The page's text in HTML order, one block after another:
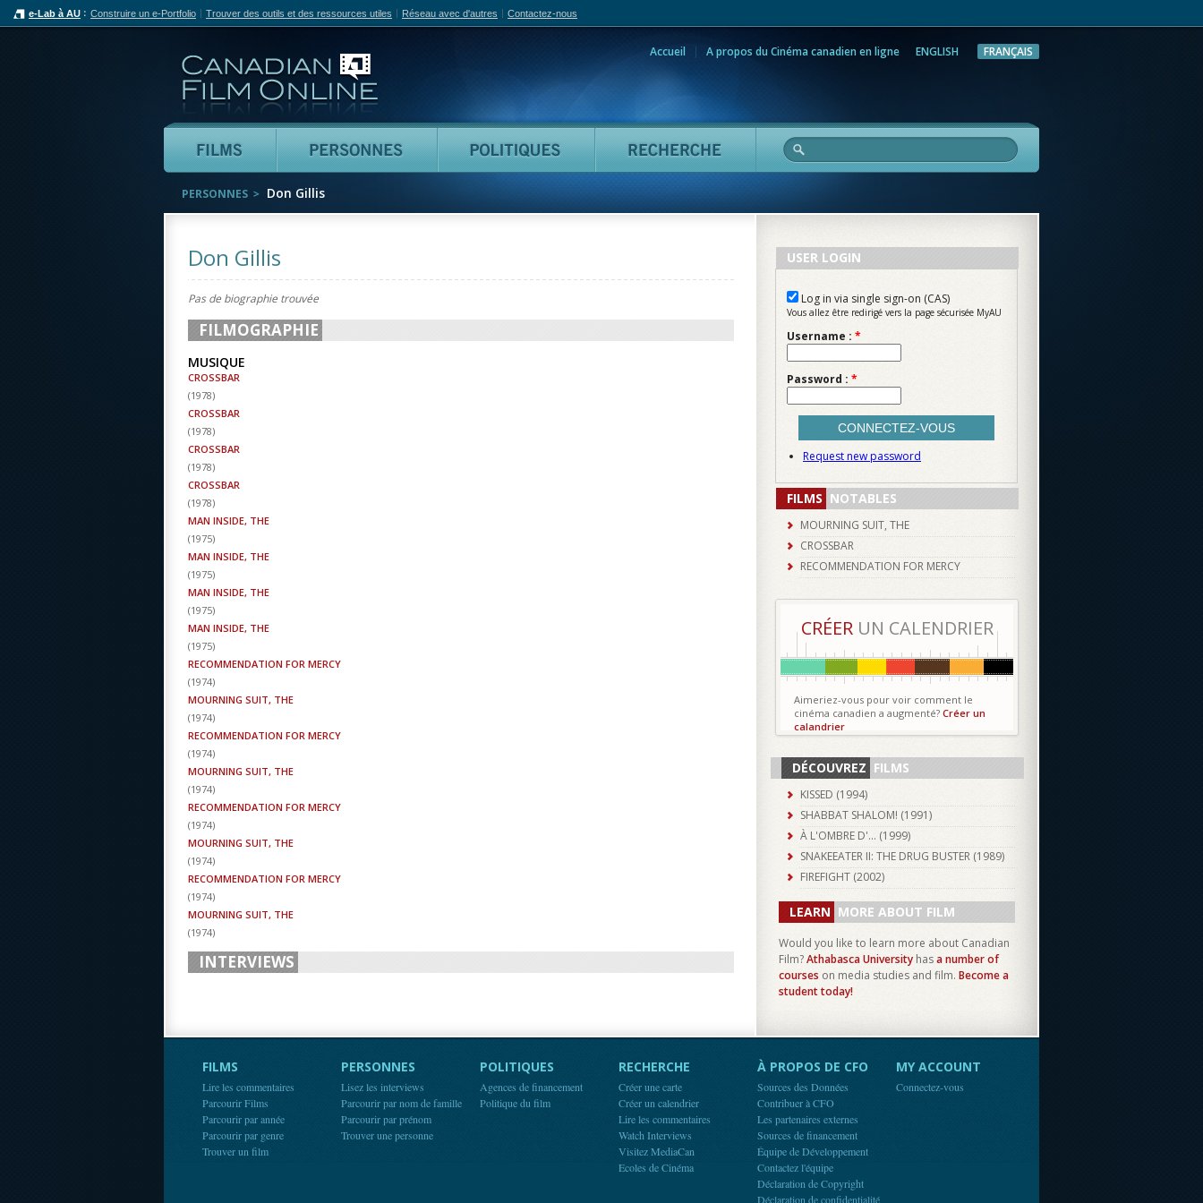
e-Lab à AU Construire un e-Portfolio Trouver des outils et des ressources utiles Réseau avec d'autres Contactez-nous
Accueil A propos du Cinéma canadien en ligne ENGLISH FRANÇAIS
Films Personnes Politiques Recherche
PERSONNES Don Gillis
Don Gillis
Pas de biographie trouvée
FILMOGRAPHIE
MUSIQUE
CROSSBAR
(1978)
CROSSBAR
(1978)
CROSSBAR
(1978)
CROSSBAR
(1978)
MAN INSIDE, THE
(1975)
MAN INSIDE, THE
(1975)
MAN INSIDE, THE
(1975)
MAN INSIDE, THE
(1975)
RECOMMENDATION FOR MERCY
(1974)
MOURNING SUIT, THE
(1974)
RECOMMENDATION FOR MERCY
(1974)
MOURNING SUIT, THE
(1974)
RECOMMENDATION FOR MERCY
(1974)
MOURNING SUIT, THE
(1974)
RECOMMENDATION FOR MERCY
(1974)
MOURNING SUIT, THE
(1974)
INTERVIEWS
USER LOGIN
Log in via single sign-on (CAS)
Vous allez être redirigé vers la page sécurisée MyAU
Username : *
Password : *
Request new password
FILMS NOTABLES
MOURNING SUIT, THE
CROSSBAR
RECOMMENDATION FOR MERCY
CRÉERUN CALENDRIER
Aimeriez-vous pour voir comment le
cinéma canadien a augmenté? Créer un
calandrier
DÉCOUVREZ FILMS
KISSED (1994)
SHABBAT SHALOM! (1991)
À L'OMBRE D'... (1999)
SNAKEEATER II: THE DRUG BUSTER (1989)
FIREFIGHT (2002)
LEARN MORE ABOUT FILM
Would you like to learn more about Canadian
Film?Athabasca University hasa number of
courses on media studies and film. Become a
student today!
FILMS
Lire les commentaires
Parcourir Films
Parcourir par année
Parcourir par genre
Trouver un film
PERSONNES
Lisez les interviews
Parcourir par nom de famille
Parcourir par prénom
Trouver une personne
POLITIQUES
Agences de financement
Politique du film
RECHERCHE
Créer une carte
Créer un calendrier
Lire les commentaires
Watch Interviews
Visitez MediaCan
Ecoles de Cinéma
À PROPOS DE CFO
Sources des Données
Contribuer à CFO
Les partenaires externes
Sources de financement
Équipe de Développement
Contactez l'équipe
Déclaration de Copyright
Déclaration de confidentialité
MY ACCOUNT
Connectez-vous